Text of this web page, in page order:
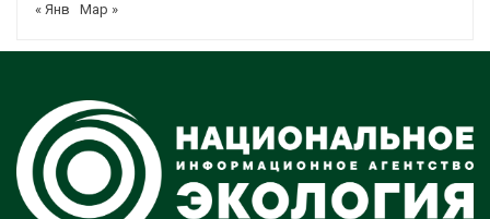
« Янв
Мар »